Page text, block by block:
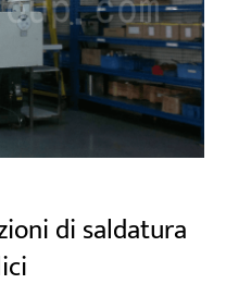
di saldatura